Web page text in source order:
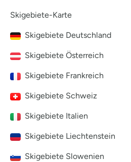
Skigebiete-Karte
Skigebiete Deutschland
Skigebiete Österreich
Skigebiete Frankreich
Skigebiete Schweiz
Skigebiete Italien
Skigebiete Liechtenstein
Skigebiete Slowenien